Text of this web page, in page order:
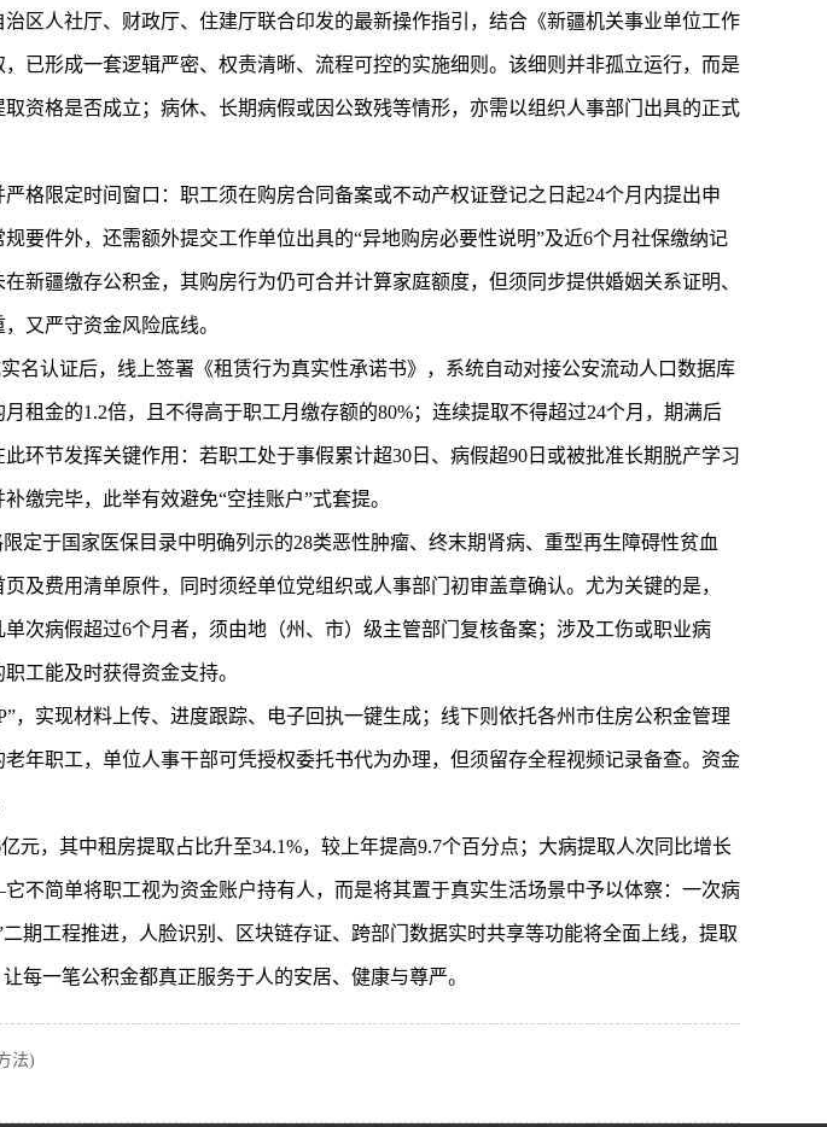
区人社厅、财政厅、住建厅联合印发的最新操作指引，结合《新疆机关事业单位工作
已形成一套逻辑严密、权责清晰、流程可控的实施细则。该细则并非孤立运行，而是
格是否成立；病休、长期病假或因公致残等情形，亦需以组织人事部门出具的正式
格限定时间窗口：职工须在购房合同备案或不动产权证登记之日起24个月内提出申
要件外，还需额外提交工作单位出具的“异地购房必要性说明”及近6个月社保缴纳记
新疆缴存公积金，其购房行为仍可合并计算家庭额度，但须同步提供婚姻关系证明、
又严守资金风险底线。
名认证后，线上签署《租赁行为真实性承诺书》，系统自动对接公安流动人口数据库
租金的1.2倍，且不得高于职工月缴存额的80%；连续提取不得超过24个月，期满后
环节发挥关键作用：若职工处于事假累计超30日、病假超90日或被批准长期脱产学习
缴完毕，此举有效避免“空挂账户”式套提。
定于国家医保目录中明确列示的28类恶性肿瘤、终末期肾病、重型再生障碍性贫血
费用清单原件，同时须经单位党组织或人事部门初审盖章确认。尤为关键的是，
次病假超过6个月者，须由地（州、市）级主管部门复核备案；涉及工伤或职业病
工能及时获得资金支持。
，实现材料上传、进度跟踪、电子回执一键生成；线下则依托各州市住房公积金管理
年职工，单位人事干部可凭授权委托书代为办理，但须留存全程视频记录备查。资金
，其中租房提取占比升至34.1%，较上年提高9.7个百分点；大病提取人次同比增长
不简单将职工视为资金账户持有人，而是将其置于真实生活场景中予以体察：一次病
期工程推进，人脸识别、区块链存证、跨部门数据实时共享等功能将全面上线，提取
每一笔公积金都真正服务于人的安居、健康与尊严。
法)